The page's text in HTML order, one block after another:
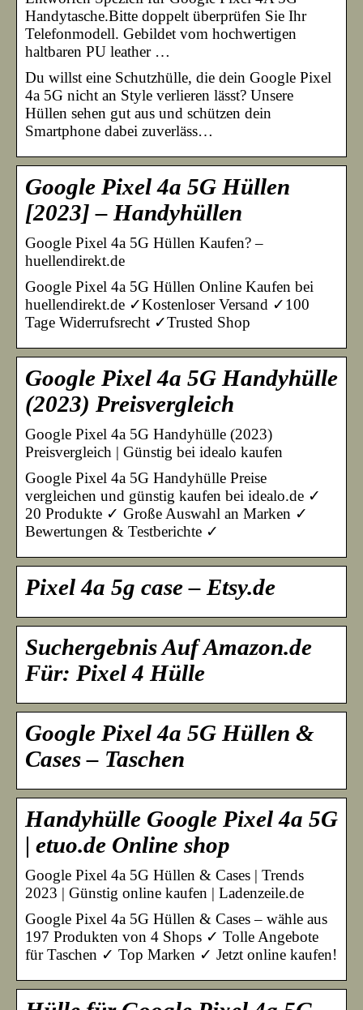
Handytasche.Bitte doppelt überprüfen Sie Ihr
Telefonmodell. Gebildet vom hochwertigen
haltbaren PU leather …
Du willst eine Schutzhülle, die dein Google Pixel
4a 5G nicht an Style verlieren lässt? Unsere
Hüllen sehen gut aus und schützen dein
Smartphone dabei zuverläss…
Google Pixel 4a 5G Hüllen
[2023] – Handyhüllen
Google Pixel 4a 5G Hüllen Kaufen? –
huellendirekt.de
Google Pixel 4a 5G Hüllen Online Kaufen bei
huellendirekt.de ✓Kostenloser Versand ✓100
Tage Widerrufsrecht ✓Trusted Shop
Google Pixel 4a 5G Handyhülle
(2023) Preisvergleich
Google Pixel 4a 5G Handyhülle (2023)
Preisvergleich | Günstig bei idealo kaufen
Google Pixel 4a 5G Handyhülle Preise
vergleichen und günstig kaufen bei idealo.de ✓
20 Produkte ✓ Große Auswahl an Marken ✓
Bewertungen & Testberichte ✓
Pixel 4a 5g case – Etsy.de
Suchergebnis Auf Amazon.de
Für: Pixel 4 Hülle
Google Pixel 4a 5G Hüllen &
Cases – Taschen
Handyhülle Google Pixel 4a 5G
| etuo.de Online shop
Google Pixel 4a 5G Hüllen & Cases | Trends
2023 | Günstig online kaufen | Ladenzeile.de
Google Pixel 4a 5G Hüllen & Cases – wähle aus
197 Produkten von 4 Shops ✓ Tolle Angebote
für Taschen ✓ Top Marken ✓ Jetzt online kaufen!